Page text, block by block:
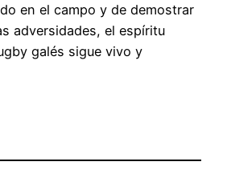
en el campo y de demostrar
adversidades, el espíritu
galés sigue vivo y